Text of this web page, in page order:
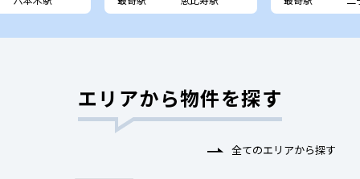
エリアから物件を探す
全てのエリアから探す